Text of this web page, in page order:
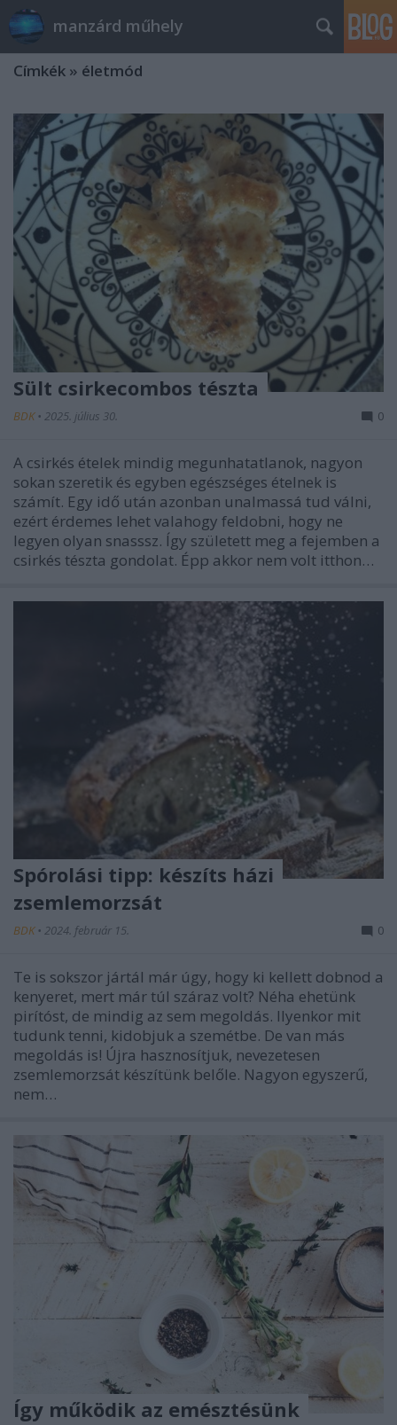
manzárd műhely
Címkék » életmód
Sült csirkecombos tészta
BDK • 2025. július 30. 0
A csirkés ételek mindig megunhatatlanok, nagyon
sokan szeretik és egyben egészséges ételnek is
számít. Egy idő után azonban unalmassá tud válni,
ezért érdemes lehet valahogy feldobni, hogy ne
legyen olyan snasssz. Így született meg a fejemben a
csirkés tészta gondolat. Épp akkor nem volt itthon…
Spórolási tipp: készíts házi
zsemlemorzsát
BDK • 2024. február 15. 0
Te is sokszor jártál már úgy, hogy ki kellett dobnod a
kenyeret, mert már túl száraz volt? Néha ehetünk
pirítóst, de mindig az sem megoldás. Ilyenkor mit
tudunk tenni, kidobjuk a szemétbe. De van más
megoldás is! Újra hasznosítjuk, nevezetesen
zsemlemorzsát készítünk belőle. Nagyon egyszerű,
nem…
Így működik az emésztésünk